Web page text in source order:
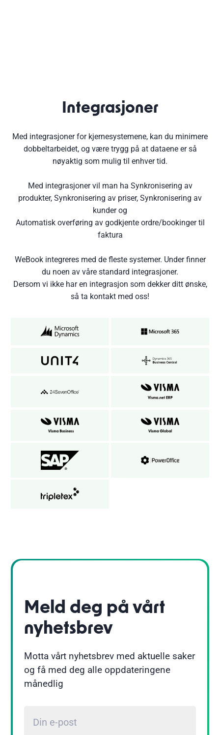
Integrasjoner
Med integrasjoner for kjernesystemene, kan du minimere
dobbeltarbeidet, og være trygg på at dataene er så
nøyaktig som mulig til enhver tid.
Med integrasjoner vil man ha Synkronisering av
produkter, Synkronisering av priser, Synkronisering av
kunder og
Automatisk overføring av godkjente ordre/bookinger til
faktura
WeBook integreres med de fleste systemer. Under finner
du noen av våre standard integrasjoner.
Dersom vi ikke har en integrasjon som dekker ditt ønske,
så ta kontakt med oss!
Meld deg på vårt
nyhetsbrev
Motta vårt nyhetsbrev med aktuelle saker
og få med deg alle oppdateringene
månedlig